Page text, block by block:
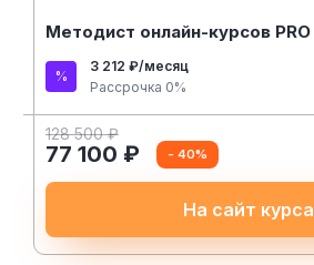
Методист онлайн-курсов PRO
3 212 ₽/месяц
Рассрочка 0%
128 500 ₽
77 100 ₽ - 40%
На сайт курса